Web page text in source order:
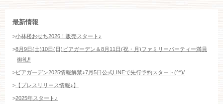
最新情報
>小林楼おせち2026！販売スタート♪
>8月9日(土)10日(日)ビアガーデン＆8月11日(祝・月)ファミリーパーティー満員
御礼‼️
>ビアガーデン2025情報解禁♪7月5日公式LINEで先行予約スタート(^^)/
> 【プレスリリース情報♪】
>2025年スタート♪